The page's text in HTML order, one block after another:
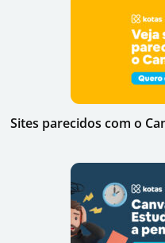
Sites parecidos com o